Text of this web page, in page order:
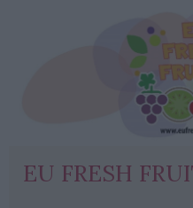
EU FRESH